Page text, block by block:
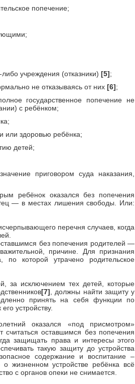
попечение;
либо учреждения (отказники) [5];
не отказываясь от них [6];
государственное попечение не
с ребёнком;
или здоровью ребёнка;
детей;
приговором суда наказания,
ребёнок оказался без попечения
— в местах лишения свободы. Или:
перечня случаев, когда
без попечения родителей —
причине. Для признания
по которой утрачено родительское
за исключением тех детей, которые
[7] , должны найти защиту у
принять на себя функции по
устройству.
оказался «под присмотром»
оставшимся без попечения
защищать права и интересы этого
такую защиту до устройства
содержание и воспитание –
жизненном устройстве ребёнка всё
с органов опеки не снимается.